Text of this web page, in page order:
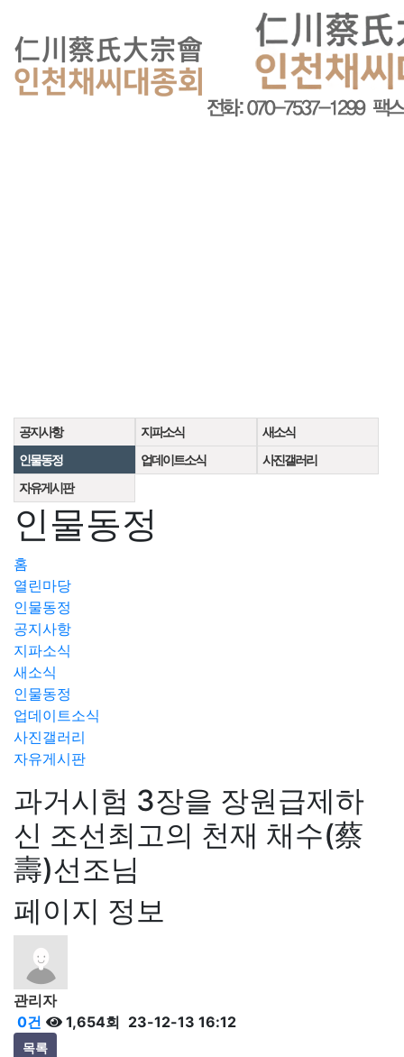
로그인
오늘0 어제0최대0전체0
">
공지사항 지파소식
새소식
인물동정
업데이트소식
사진갤러리
자유게시판
인물동정
홈
열린마당
인물동정
공지사항
지파소식
새소식
인물동정
업데이트소식
사진갤러리
자유게시판
과거시험 3장을 장원급제하
신 조선최고의 천재 채수(蔡
壽)선조님
페이지 정보
관리자
0건
1,654회 23-12-13 16:12
목록